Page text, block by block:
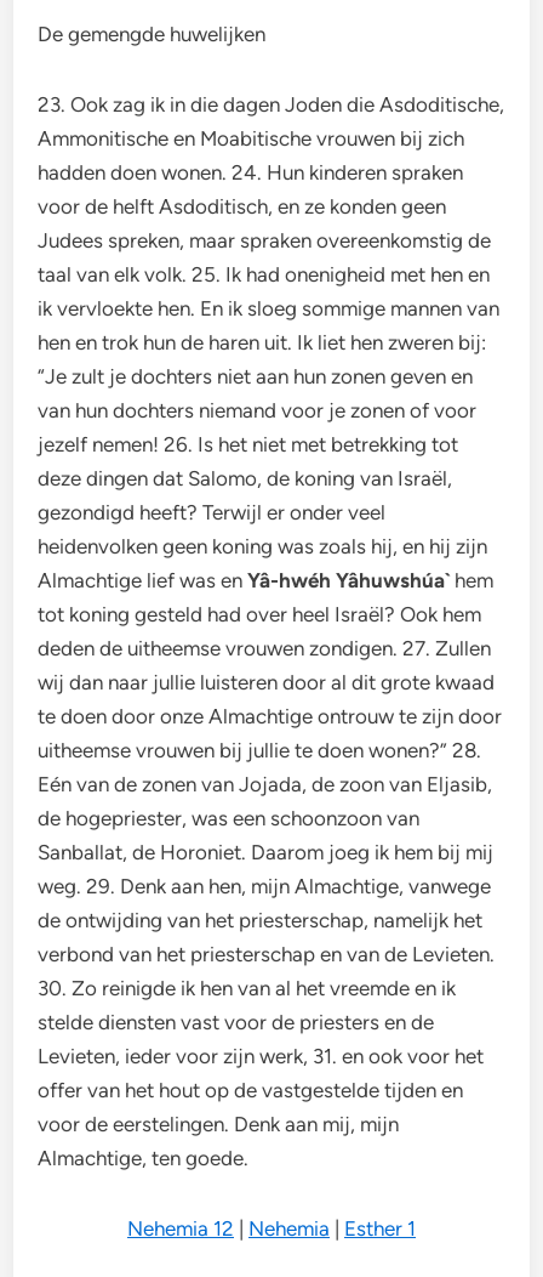
De gemengde huwelijken
23. Ook zag ik in die dagen Joden die Asdoditische,
Ammonitische en Moabitische vrouwen bij zich
hadden doen wonen. 24. Hun kinderen spraken
voor de helft Asdoditisch, en ze konden geen
Judees spreken, maar spraken overeenkomstig de
taal van elk volk. 25. Ik had onenigheid met hen en
ik vervloekte hen. En ik sloeg sommige mannen van
hen en trok hun de haren uit. Ik liet hen zweren bij:
“Je zult je dochters niet aan hun zonen geven en
van hun dochters niemand voor je zonen of voor
jezelf nemen! 26. Is het niet met betrekking tot
deze dingen dat Salomo, de koning van Israël,
gezondigd heeft? Terwijl er onder veel
heidenvolken geen koning was zoals hij, en hij zijn
Almachtige lief was enYâ-hwéh Yâhuwshúa`hem
tot koning gesteld had over heel Israël? Ook hem
deden de uitheemse vrouwen zondigen. 27. Zullen
wij dan naar jullie luisteren door al dit grote kwaad
te doen door onze Almachtige ontrouw te zijn door
uitheemse vrouwen bij jullie te doen wonen?” 28.
Eén van de zonen van Jojada, de zoon van Eljasib,
de hogepriester, was een schoonzoon van
Sanballat, de Horoniet. Daarom joeg ik hem bij mij
weg. 29. Denk aan hen, mijn Almachtige, vanwege
de ontwijding van het priesterschap, namelijk het
verbond van het priesterschap en van de Levieten.
30. Zo reinigde ik hen van al het vreemde en ik
stelde diensten vast voor de priesters en de
Levieten, ieder voor zijn werk, 31. en ook voor het
offer van het hout op de vastgestelde tijden en
voor de eerstelingen. Denk aan mij, mijn
Almachtige, ten goede.
Nehemia 12 Nehemia Esther 1